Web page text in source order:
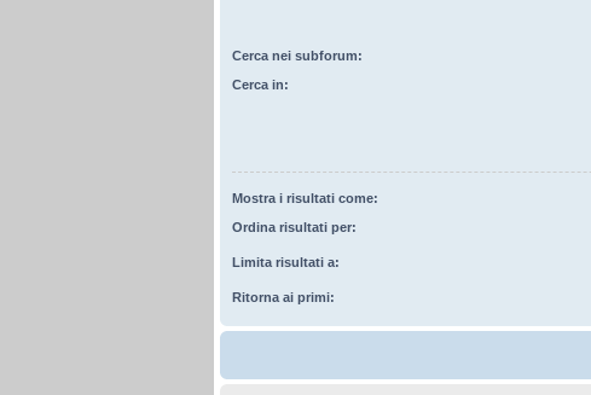
Cerca nei subforum:
Cerca in:
Mostra i risultati come:
Ordina risultati per:
Limita risultati a:
Ritorna ai primi: